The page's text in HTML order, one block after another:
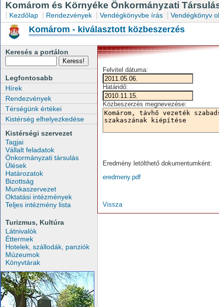
Komárom és Környéke Önkormányzati
Kezdőlap Rendezvények Vendégkönyvbe írás Vendégkönyv
Komárom - kiválasztott közbeszerzés
Keresés a portálon
Legfontosabb
Hírek
Rendezvények
Térségünk értékei
Kistérség elhelyezkedése
Kistérségi szervezet
Tagjai
Vállalt feladatok
Önkormányzati társulás
Ülések
Határozatok
Bizottság
Munkaszervezet
Oktatási intézmények
Teljes intézmény lista
Turizmus, Kultúra
Látnivalók
Éttermek
Hotelek, szállodák, panziók
Múzeumok
Könyvtárak
Felvitel dátuma:
Határidő:
Közbeszerzés megnevezése:
Eredmény letölthető dokumentumként:
eredmeny.pdf
Vissza